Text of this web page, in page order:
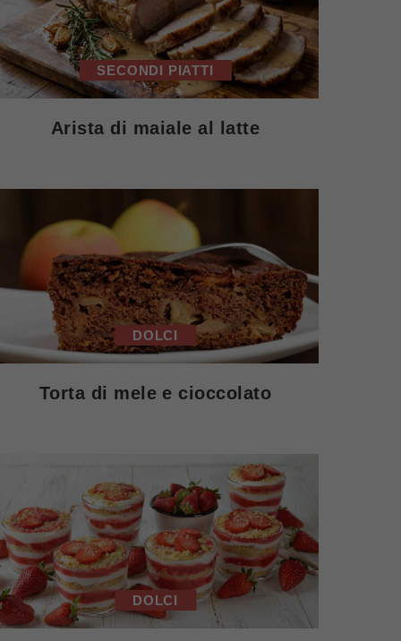
SECONDI PIATTI
Arista di maiale al latte
DOLCI
Torta di mele e cioccolato
DOLCI